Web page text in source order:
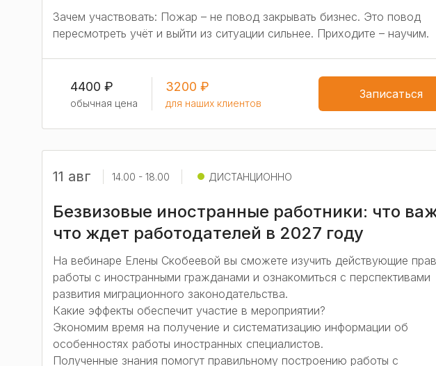
Зачем участвовать: Пожар – не повод закрывать бизнес. Это повод
пересмотреть учёт и выйти из ситуации сильнее. Приходите – научим.
4400 ₽
обычная цена
3200 ₽
для наших клиентов
Записаться
11 авг 14.00 - 18.00 ДИСТАНЦИОННО
Безвизовые иностранные работники: что
что ждет работодателей в 2027 году
На вебинаре Елены Скобеевой вы сможете изучить действующие
работы с иностранными гражданами и ознакомиться с перспективами
развития миграционного законодательства.
Какие эффекты обеспечит участие в мероприятии?
Экономим время на получение и систематизацию информации об
особенностях работы иностранных специалистов.
Полученные знания помогут правильному построению работы с